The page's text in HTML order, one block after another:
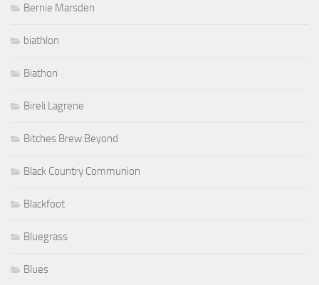
Bernie Marsden
biathlon
Biathon
Bireli Lagrene
Bitches Brew Beyond
Black Country Communion
Blackfoot
Bluegrass
Blues